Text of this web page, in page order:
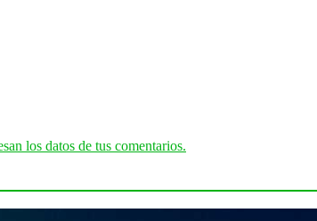
los datos de tus comentarios.